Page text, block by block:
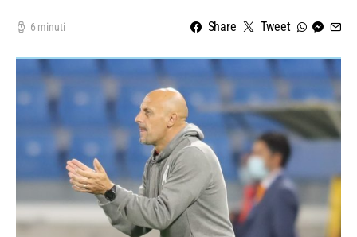
6 minuti Share Tweet